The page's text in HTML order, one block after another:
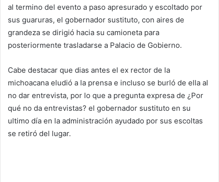
al termino del evento a paso apresurado y escoltado por
sus guaruras, el gobernador sustituto, con aires de
grandeza se dirigió hacia su camioneta para
posteriormente trasladarse a Palacio de Gobierno.
Cabe destacar que dias antes el ex rector de la
michoacana eludió a la prensa e incluso se burló de ella al
no dar entrevista, por lo que a pregunta expresa de ¿Por
qué no da entrevistas? el gobernador sustituto en su
ultimo día en la administración ayudado por sus escoltas
se retiró del lugar.